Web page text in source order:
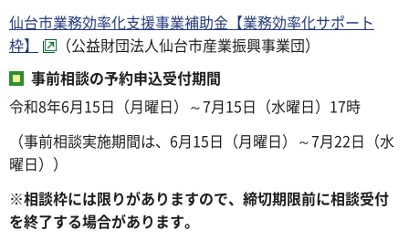
仙台市業務効率化支援事業補助金【業務効率化サポート
枠】
（公益財団法人仙台市産業振興事業団）
事前相談の予約申込受付期間
令和8年6月15日（月曜日）～7月15日（水曜日）17時
（事前相談実施期間は、6月15日（月曜日）～7月22日（水
曜日））
※相談枠には限りがありますので、締切期限前に相談受付
を終了する場合があります。